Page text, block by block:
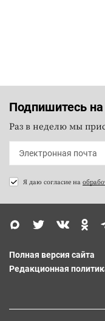
Подпишитесь
Раз в неделю мы
Я даю согласие на
Полная версия сайта
Редакционная